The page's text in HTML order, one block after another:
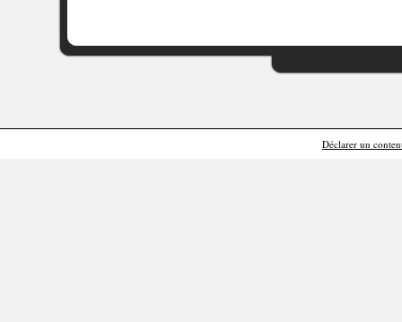
Déclarer un